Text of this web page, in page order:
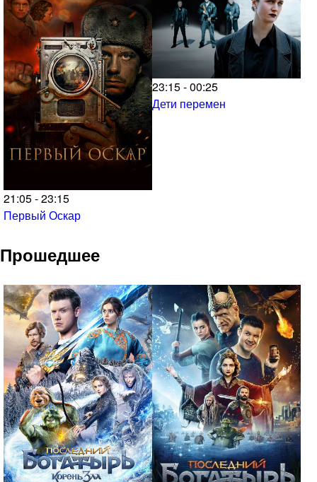
21:05 - 23:15
Первый Оскар
23:15 - 00:25
Дети перемен
Прошедшее